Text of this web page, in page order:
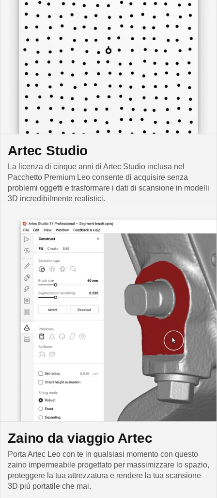
Artec Studio
La licenza di cinque anni di Artec Studio inclusa nel
Pacchetto Premium Leo consente di acquisire senza
problemi oggetti e trasformare i dati di scansione in modelli
3D incredibilmente realistici.
Zaino da viaggio Artec
Porta Artec Leo con te in qualsiasi momento con questo
zaino impermeabile progettato per massimizzare lo spazio,
proteggere la tua attrezzatura e rendere la tua scansione
3D più portatile che mai.